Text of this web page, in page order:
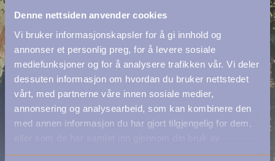
Denne nettsiden anvender cookies
Vi bruker informasjonskapsler for å gi innhold og
annonser et personlig preg, for å levere sosiale
mediefunksjoner og for å analysere trafikken vår. Vi deler
dessuten informasjon om hvordan du bruker nettstedet
vårt, med partnerne våre innen sosiale medier,
annonsering og analysearbeid, som kan kombinere den
med annen informasjon du har gjort tilgjengelig for dem,